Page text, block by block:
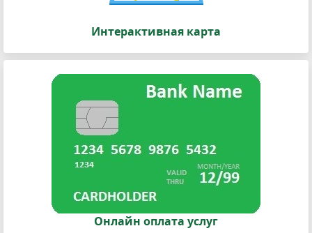
Интерактивная карта
Онлайн оплата услуг